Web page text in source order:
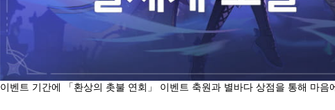
이벤트 기간에 「환상의 촛불 연회」 이벤트 축원과 별바다 상점을 통해 마